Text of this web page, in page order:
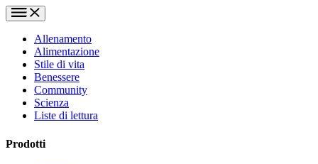
Allenamento
Alimentazione
Stile di vita
Benessere
Community
Scienza
Liste di lettura
Prodotti